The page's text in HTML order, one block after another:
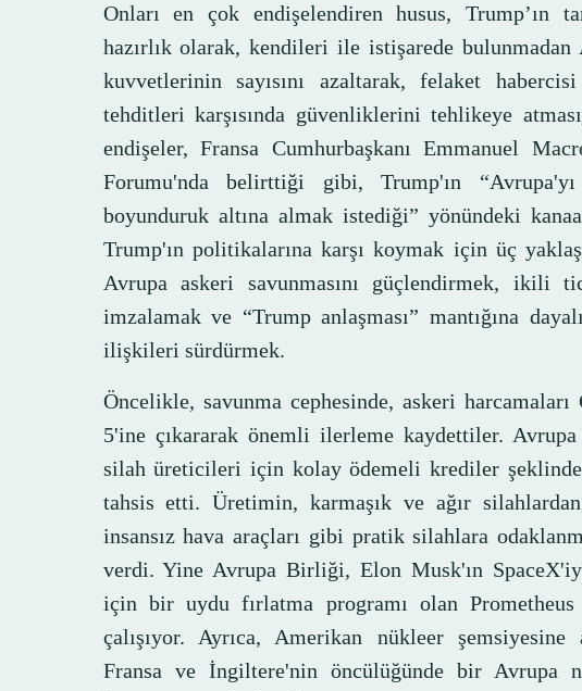
Onları en çok endişelendiren husus, Trump’ın
hazırlık olarak, kendileri ile istişarede
kuvvetlerinin sayısını azaltarak, felaket
tehditleri karşısında güvenliklerini tehlikeye
endişeler, Fransa Cumhurbaşkanı Emmanuel
Forumu'nda belirttiği gibi, Trump'ın
boyunduruk altına almak istediği” yönündeki
Trump'ın politikalarına karşı koymak için üç
Avrupa askeri savunmasını güçlendirmek, ikili
imzalamak ve “Trump anlaşması” mantığına
ilişkileri sürdürmek.
Öncelikle, savunma cephesinde, askeri
5'ine çıkararak önemli ilerleme kaydettiler.
silah üreticileri için kolay ödemeli krediler
tahsis etti. Üretimin, karmaşık ve ağır
insansız hava araçları gibi pratik silahlara
verdi. Yine Avrupa Birliği, Elon Musk'ın
için bir uydu fırlatma programı olan
çalışıyor. Ayrıca, Amerikan nükleer
Fransa ve İngiltere'nin öncülüğünde bir Avrupa